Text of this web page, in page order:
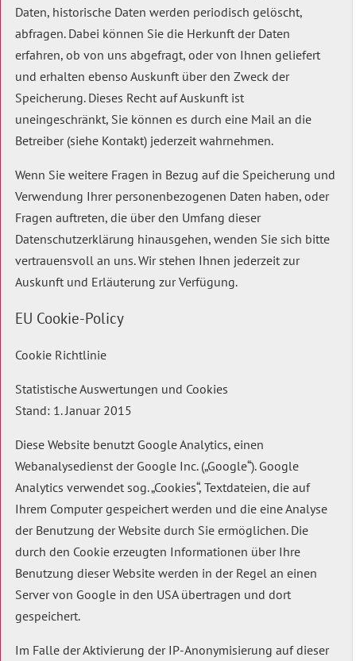
Daten, historische Daten werden periodisch gelöscht,
abfragen. Dabei können Sie die Herkunft der Daten
erfahren, ob von uns abgefragt, oder von Ihnen geliefert
und erhalten ebenso Auskunft über den Zweck der
Speicherung. Dieses Recht auf Auskunft ist
uneingeschränkt, Sie können es durch eine Mail an die
Betreiber (siehe Kontakt) jederzeit wahrnehmen.
Wenn Sie weitere Fragen in Bezug auf die Speicherung und
Verwendung Ihrer personenbezogenen Daten haben, oder
Fragen auftreten, die über den Umfang dieser
Datenschutzerklärung hinausgehen, wenden Sie sich bitte
vertrauensvoll an uns. Wir stehen Ihnen jederzeit zur
Auskunft und Erläuterung zur Verfügung.
EU Cookie-Policy
Cookie Richtlinie
Statistische Auswertungen und Cookies
Stand: 1. Januar 2015
Diese Website benutzt Google Analytics, einen
Webanalysedienst der Google Inc. („Google“). Google
Analytics verwendet sog. „Cookies“, Textdateien, die auf
Ihrem Computer gespeichert werden und die eine Analyse
der Benutzung der Website durch Sie ermöglichen. Die
durch den Cookie erzeugten Informationen über Ihre
Benutzung dieser Website werden in der Regel an einen
Server von Google in den USA übertragen und dort
gespeichert.
Im Falle der Aktivierung der IP-Anonymisierung auf dieser